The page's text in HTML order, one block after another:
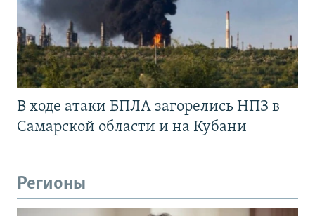
В ходе атаки БПЛА загорелись НПЗ в
Самарской области и на Кубани
Регионы